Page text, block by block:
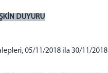
DUYURU
05/11/2018 ila 30/11/2018